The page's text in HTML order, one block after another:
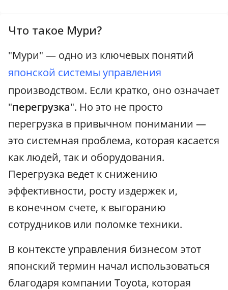
Что такое Мури?
"Мури" — одно из ключевых понятий
японской системы управления
производством. Если кратко, оно означает
"перегрузка". Но это не просто
перегрузка в привычном понимании —
это системная проблема, которая касается
как людей, так и оборудования.
Перегрузка ведет к снижению
эффективности, росту издержек и,
в конечном счете, к выгоранию
сотрудников или поломке техники.
В контексте управления бизнесом этот
японский термин начал использоваться
благодаря компании Toyota, которая